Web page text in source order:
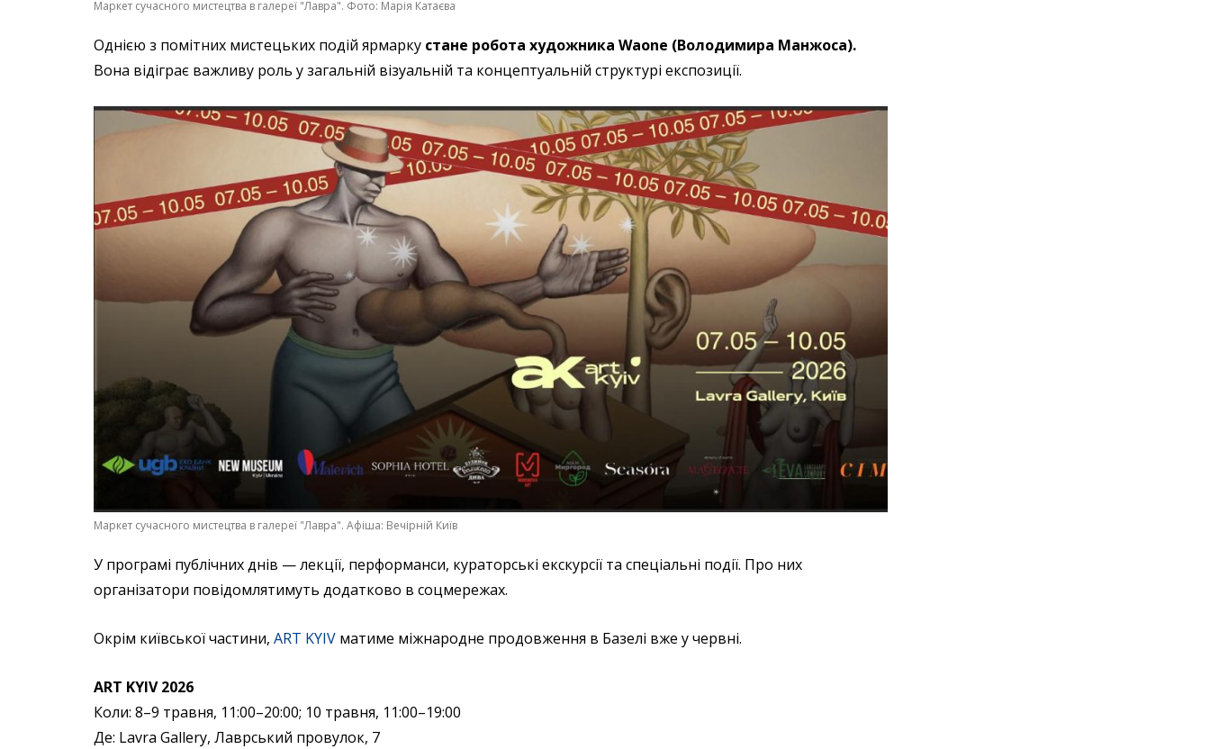
Маркет сучасного мистецтва в галереї "Лавра". Фото: Марія Катаєва
Однією з помітних мистецьких подій ярмарку стане робота художника Waone (Володимира Манжоса).
Вона відіграє важливу роль у загальній візуальній та концептуальній структурі експозиції.
Маркет сучасного мистецтва в галереї "Лавра". Афіша: Вечірній Київ
У програмі публічних днів — лекції, перформанси, кураторські екскурсії та спеціальні події. Про них
організатори повідомлятимуть додатково в соцмережах.
Окрім київської частини,ART KYIV матиме міжнародне продовження в Базелі вже у червні.
ART KYIV 2026
Коли: 8–9 травня, 11:00–20:00; 10 травня, 11:00–19:00
Де: Lavra Gallery, Лаврський провулок, 7